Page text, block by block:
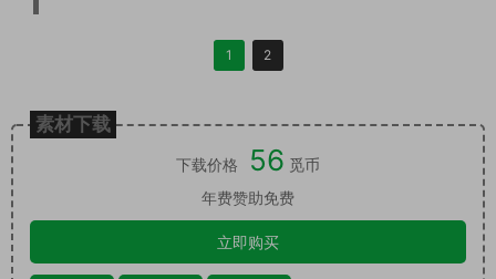
1 2
素材下载
下载价格 56 觅币
年费赞助免费
立即购买